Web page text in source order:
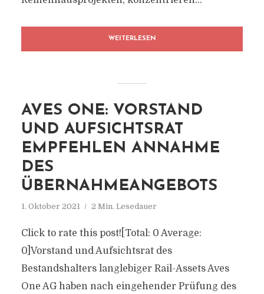
WEITERLESEN
AVES ONE: VORSTAND
UND AUFSICHTSRAT
EMPFEHLEN ANNAHME
DES
ÜBERNAHMEANGEBOTS
1. Oktober 2021 2 Min. Lesedauer
Click to rate this post![Total: 0 Average:
0]Vorstand und Aufsichtsrat des
Bestandshalters langlebiger Rail-Assets Aves
One AG haben nach eingehender Prüfung des